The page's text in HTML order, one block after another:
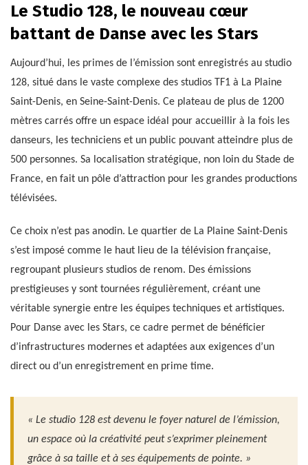
Le Studio 128, le nouveau cœur
battant de Danse avec les Stars
Aujourd’hui, les primes de l’émission sont enregistrés au studio
128, situé dans le vaste complexe des studios TF1 à La Plaine
Saint-Denis, en Seine-Saint-Denis. Ce plateau de plus de 1200
mètres carrés offre un espace idéal pour accueillir à la fois les
danseurs, les techniciens et un public pouvant atteindre plus de
500 personnes. Sa localisation stratégique, non loin du Stade de
France, en fait un pôle d’attraction pour les grandes productions
télévisées.
Ce choix n’est pas anodin. Le quartier de La Plaine Saint-Denis
s’est imposé comme le haut lieu de la télévision française,
regroupant plusieurs studios de renom. Des émissions
prestigieuses y sont tournées régulièrement, créant une
véritable synergie entre les équipes techniques et artistiques.
Pour Danse avec les Stars, ce cadre permet de bénéficier
d’infrastructures modernes et adaptées aux exigences d’un
direct ou d’un enregistrement en prime time.
« Le studio 128 est devenu le foyer naturel de l’émission,
un espace où la créativité peut s’exprimer pleinement
grâce à sa taille et à ses équipements de pointe. »